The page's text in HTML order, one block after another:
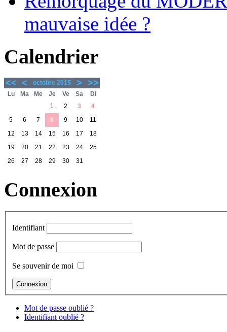
mauvaise idée ?
Calendrier
<< < octobre 2015 > >>
Lu Ma Me Je Ve Sa
Di
1
2 3
4
5
6 7 8 9 10
11
12
13 14 15 16 17
18
19
20 21 22 23 24
25
26
27 28 29 30 31
Connexion
Identifiant
Mot de passe
Se souvenir de moi
Mot de passe oublié ?
Identifiant oublié ?